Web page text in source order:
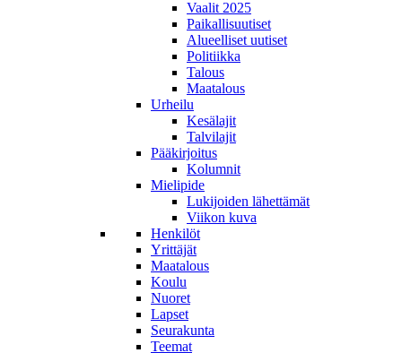
Vaalit 2025
Paikallisuutiset
Alueelliset uutiset
Politiikka
Talous
Maatalous
Urheilu
Kesälajit
Talvilajit
Pääkirjoitus
Kolumnit
Mielipide
Lukijoiden lähettämät
Viikon kuva
Henkilöt
Yrittäjät
Maatalous
Koulu
Nuoret
Lapset
Seurakunta
Teemat